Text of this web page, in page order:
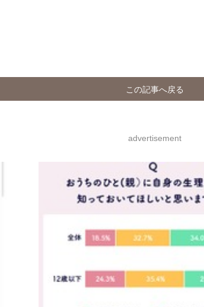
この記事へ戻る
advertisement